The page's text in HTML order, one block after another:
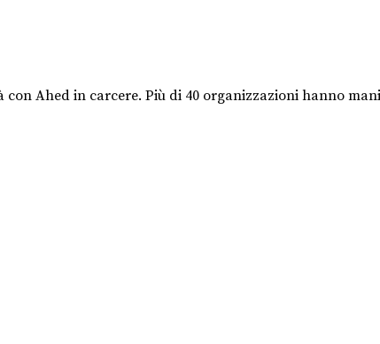
Ahed in carcere. Più di 40 organizzazioni hanno